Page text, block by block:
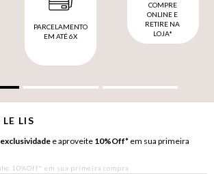
PARCELAMENTO
EM ATÉ 6X
COMPRE
ONLINE E
RETIRE NA
LOJA*
LE LIS
exclusividade e aproveite 10%Off* em sua primeira